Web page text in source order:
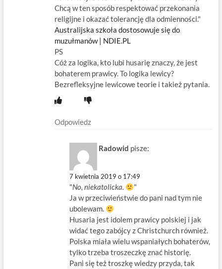
Chcą w ten sposób respektować przekonania
religijne i okazać tolerancję dla odmienności."
Australijska szkoła dostosowuje się do
muzułmanów | NDIE.PL
PS
Cóż za logika, kto lubi husarię znaczy, że jest
bohaterem prawicy. To logika lewicy?
Bezrefleksyjne lewicowe teorie i takież pytania.
Odpowiedz
Radowid pisze:
7 kwietnia 2019 o 17:49
"No, niekatolicka.
"
Ja w przeciwieństwie do pani nad tym nie
ubolewam.
Husaria jest idolem prawicy polskiej i jak
widać tego zabójcy z Christchurch również.
Polska miała wielu wspaniałych bohaterów,
tylko trzeba troszeczkę znać historię.
Pani się też troszkę wiedzy przyda, tak